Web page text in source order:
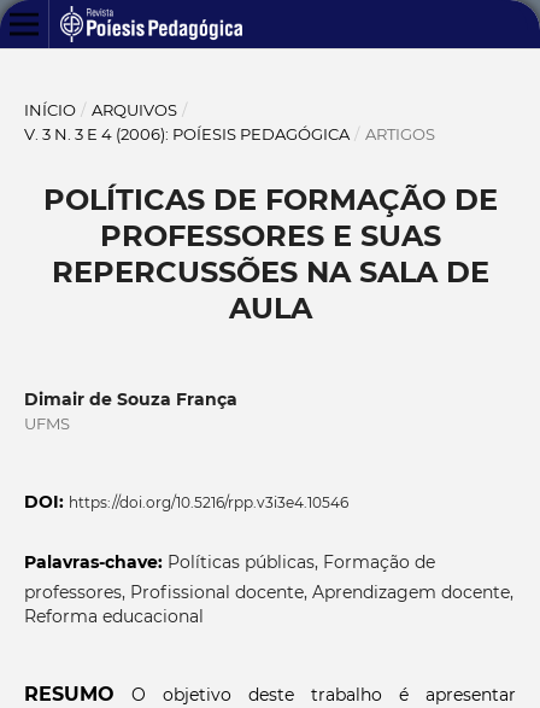
INÍCIO / ARQUIVOS /
V. 3 N. 3 E 4 (2006): POÍESIS PEDAGÓGICA / ARTIGOS
POLÍTICAS DE FORMAÇÃO DE
PROFESSORES E SUAS
REPERCUSSÕES NA SALA DE
AULA
Dimair de Souza França
UFMS
DOI: https://doi.org/10.5216/rpp.v3i3e4.10546
Palavras-chave: Políticas públicas, Formação de
professores, Profissional docente, Aprendizagem docente,
Reforma educacional
RESUMO O objetivo deste trabalho é apresentar